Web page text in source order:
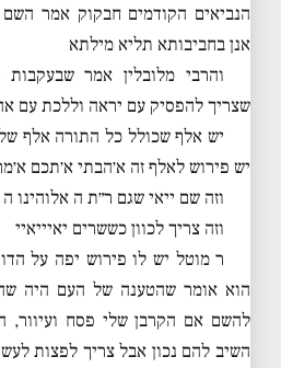
הנביאים הקודמים חבקוק אמר
אנן בחביבותא תליא מילתא
והרבי מלובלין אמר
שצריך להפסיק עם יראה וללכת עם
יש אלף שכולל כל התורה אלף
יש פירוש לאלף זה א׳הבתי א׳תכם
וזה שם ייאי שגם ר״ת ה אלוהינו
וזה צריך לכוון כששרים יאיייאיי
ר מוטל יש לו פירוש יפה על
הוא אומר שהטענה של העם היה
להשם אם הקרבן שלי פסח ועיוור,
השיב להם נכון אבל צריך לפצות